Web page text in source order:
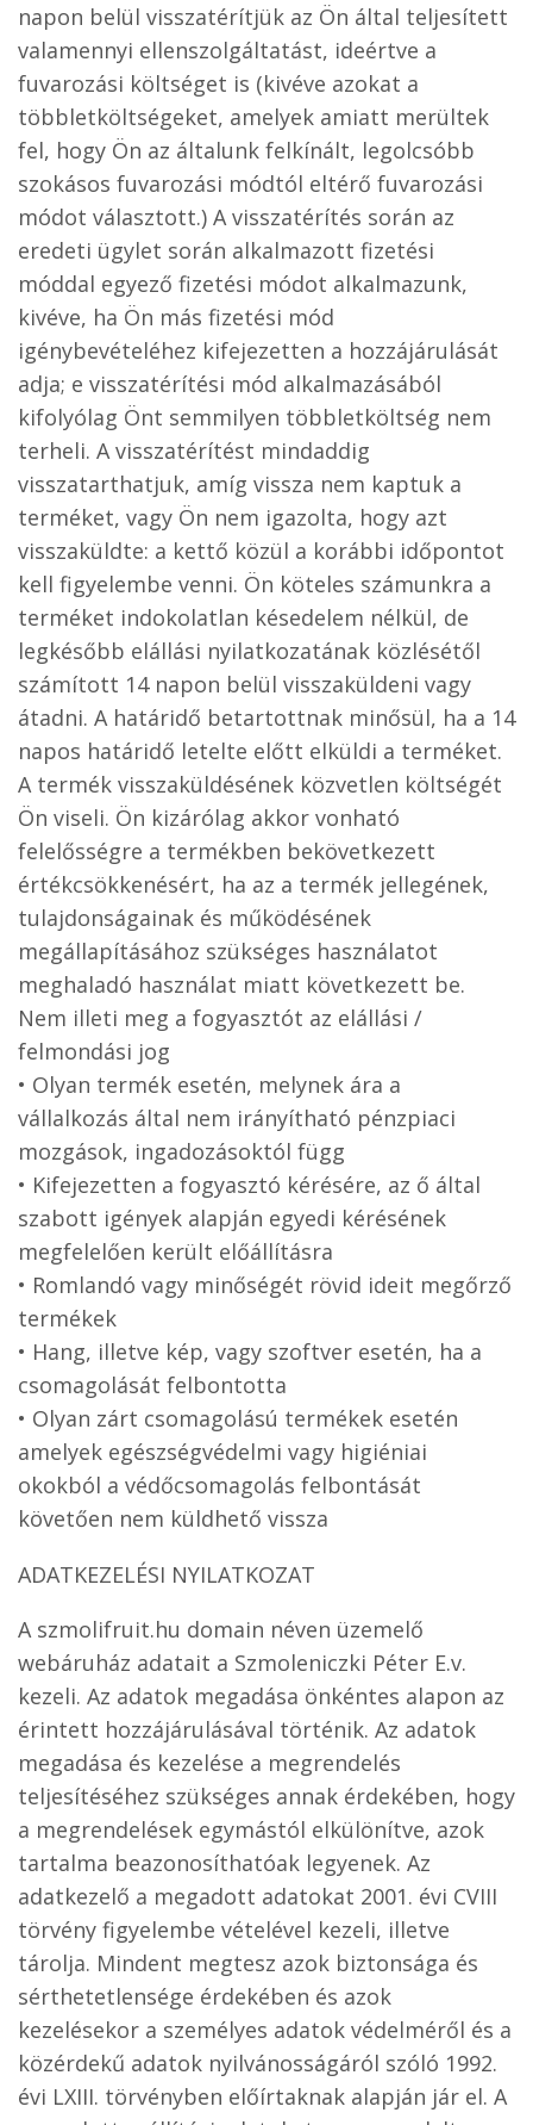
napon belül visszatérítjük az Ön által teljesített
valamennyi ellenszolgáltatást, ideértve a
fuvarozási költséget is (kivéve azokat a
többletköltségeket, amelyek amiatt merültek
fel, hogy Ön az általunk felkínált, legolcsóbb
szokásos fuvarozási módtól eltérő fuvarozási
módot választott.) A visszatérítés során az
eredeti ügylet során alkalmazott fizetési
móddal egyező fizetési módot alkalmazunk,
kivéve, ha Ön más fizetési mód
igénybevételéhez kifejezetten a hozzájárulását
adja; e visszatérítési mód alkalmazásából
kifolyólag Önt semmilyen többletköltség nem
terheli. A visszatérítést mindaddig
visszatarthatjuk, amíg vissza nem kaptuk a
terméket, vagy Ön nem igazolta, hogy azt
visszaküldte: a kettő közül a korábbi időpontot
kell figyelembe venni. Ön köteles számunkra a
terméket indokolatlan késedelem nélkül, de
legkésőbb elállási nyilatkozatának közlésétől
számított 14 napon belül visszaküldeni vagy
átadni. A határidő betartottnak minősül, ha a 14
napos határidő letelte előtt elküldi a terméket.
A termék visszaküldésének közvetlen költségét
Ön viseli. Ön kizárólag akkor vonható
felelősségre a termékben bekövetkezett
értékcsökkenésért, ha az a termék jellegének,
tulajdonságainak és működésének
megállapításához szükséges használatot
meghaladó használat miatt következett be.
Nem illeti meg a fogyasztót az elállási /
felmondási jog
• Olyan termék esetén, melynek ára a
vállalkozás által nem irányítható pénzpiaci
mozgások, ingadozásoktól függ
• Kifejezetten a fogyasztó kérésére, az ő által
szabott igények alapján egyedi kérésének
megfelelően került előállításra
• Romlandó vagy minőségét rövid ideit megőrző
termékek
• Hang, illetve kép, vagy szoftver esetén, ha a
csomagolását felbontotta
• Olyan zárt csomagolású termékek esetén
amelyek egészségvédelmi vagy higiéniai
okokból a védőcsomagolás felbontását
követően nem küldhető vissza
ADATKEZELÉSI NYILATKOZAT
A szmolifruit.hu domain néven üzemelő
webáruház adatait a Szmoleniczki Péter E.v.
kezeli. Az adatok megadása önkéntes alapon az
érintett hozzájárulásával történik. Az adatok
megadása és kezelése a megrendelés
teljesítéséhez szükséges annak érdekében, hogy
a megrendelések egymástól elkülönítve, azok
tartalma beazonosíthatóak legyenek. Az
adatkezelő a megadott adatokat 2001. évi CVIII
törvény figyelembe vételével kezeli, illetve
tárolja. Mindent megtesz azok biztonsága és
sérthetetlensége érdekében és azok
kezelésekor a személyes adatok védelméről és a
közérdekű adatok nyilvánosságáról szóló 1992.
évi LXIII. törvényben előírtaknak alapján jár el. A